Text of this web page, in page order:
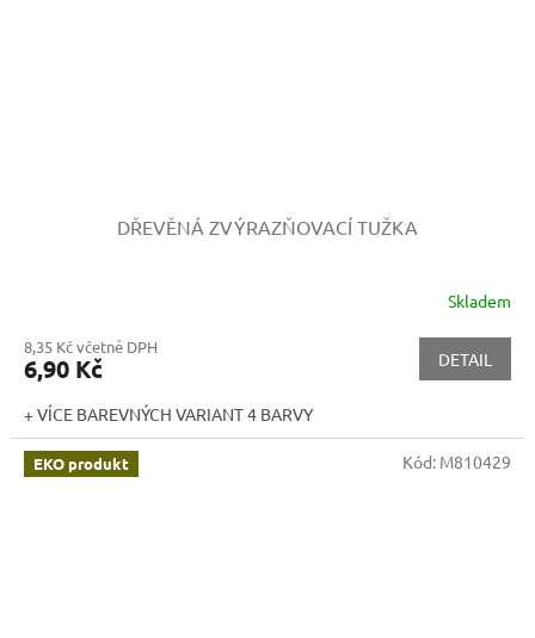
DŘEVĚNÁ ZVÝRAZŇOVACÍ TUŽKA
Skladem
8,35 Kč včetně DPH
6,90 Kč DETAIL
+ VÍCE BAREVNÝCH VARIANT 4 BARVY
EKO produkt Kód: M810429